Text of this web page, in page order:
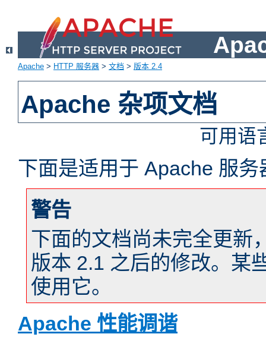
Apache > HTTP 服务器 > 文档 > 版本 2.4
Apache 杂项文档
可用语
下面是适用于 Apache 服
警告
下面的文档尚未完全更新
版本 2.1 之后的修改。某
使用它。
Apache 性能调谐